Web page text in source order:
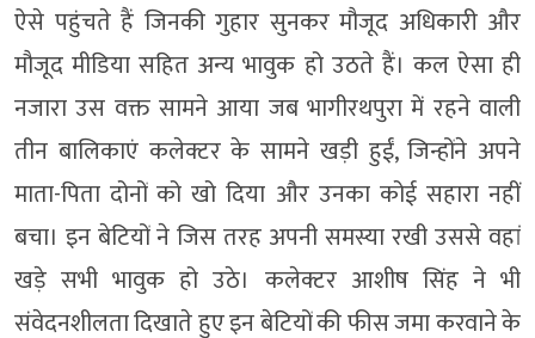
ऐसे पहुंचते हैं जिनकी गुहार सुनकर मौजूद अधिकारी और
मौजूद मीडिया सहित अन्य भावुक हो उठते हैं। कल ऐसा ही
नजारा उस वक्त सामने आया जब भागीरथपुरा में रहने वाली
तीन बालिकाएं कलेक्टर के सामने खड़ी हुईं, जिन्होंने अपने
माता-पिता दोनों को खो दिया और उनका कोई सहारा नहीं
बचा। इन बेटियों ने जिस तरह अपनी समस्या रखी उससे वहां
खड़े सभी भावुक हो उठे। कलेक्टर आशीष सिंह ने भी
संवेदनशीलता दिखाते हुए इन बेटियों की फीस जमा करवाने के